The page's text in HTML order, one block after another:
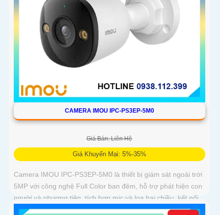
CAMERA IMOU IPC-PS3EP-5M0
Giá Bán: Liên Hệ
Giá Khuyến Mại: 5%-35%
Camera IMOU IPC-PS3EP-5M0 là thiết bị giám sát ngoài trời
5MP với công nghệ Full Color ban đêm, hỗ trợ phát hiện con
người và phương tiện, tích hợp mic và loa hai chiều, kết nối
PoE tiện lợi, phù hợp cho gia đình, cửa hàng và văn phòng